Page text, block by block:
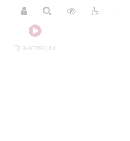
Трансляции